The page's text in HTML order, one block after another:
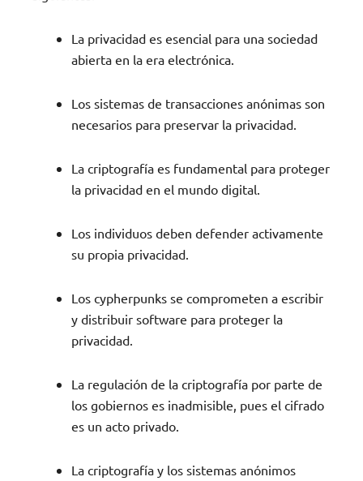
La privacidad es esencial para una sociedad
abierta en la era electrónica.
Los sistemas de transacciones anónimas son
necesarios para preservar la privacidad.
La criptografía es fundamental para proteger
la privacidad en el mundo digital.
Los individuos deben defender activamente
su propia privacidad.
Los cypherpunks se comprometen a escribir
y distribuir software para proteger la
privacidad.
La regulación de la criptografía por parte de
los gobiernos es inadmisible, pues el cifrado
es un acto privado.
La criptografía y los sistemas anónimos